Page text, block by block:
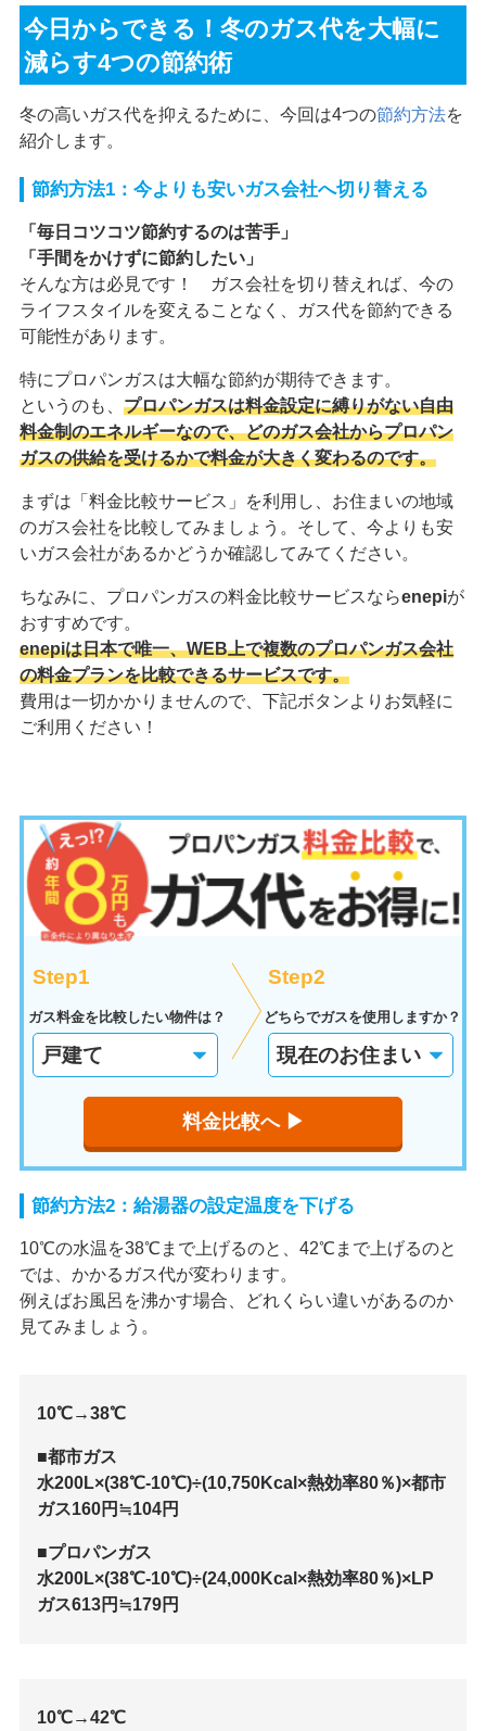
今日からできる！冬のガス代を大幅に
減らす4つの節約術
冬の高いガス代を抑えるために、今回は4つの節約方法を
紹介します。
節約方法1：今よりも安いガス会社へ切り替える
「毎日コツコツ節約するのは苦手」
「手間をかけずに節約したい」
そんな方は必見です！ ガス会社を切り替えれば、今の
ライフスタイルを変えることなく、ガス代を節約できる
可能性があります。
特にプロパンガスは大幅な節約が期待できます。
というのも、 プロパンガスは料金設定に縛りがない自由
料金制のエネルギーなので、どのガス会社からプロパン
ガスの供給を受けるかで料金が大きく変わるのです。
まずは「料金比較サービス」を利用し、お住まいの地域
のガス会社を比較してみましょう。そして、今よりも安
いガス会社があるかどうか確認してみてください。
ちなみに、プロパンガスの料金比較サービスならenepiが
おすすめです。
enepiは日本で唯一、WEB上で複数のプロパンガス会社
の料金プランを比較できるサービスです。
費用は一切かかりませんので、下記ボタンよりお気軽に
ご利用ください！
Step1
ガス料金を比較したい物件は？
Step2
どちらでガスを使用しますか？
料金比較へ ▶︎
節約方法2：給湯器の設定温度を下げる
10℃の水温を38℃まで上げるのと、42℃まで上げるのと
では、かかるガス代が変わります。
例えばお風呂を沸かす場合、どれくらい違いがあるのか
見てみましょう。
10℃→38℃
■都市ガス
水200L×(38℃-10℃)÷(10,750Kcal×熱効率80％)×都市
ガス160円≒104円
■プロパンガス
水200L×(38℃-10℃)÷(24,000Kcal×熱効率80％)×LP
ガス613円≒179円
10℃→42℃